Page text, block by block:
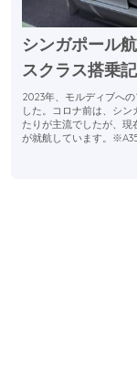
シンガポール
スクラス搭乗
2023年、モルディブへ
した。コロナ前は、シ
たりが主流でしたが、現
が就航しています。